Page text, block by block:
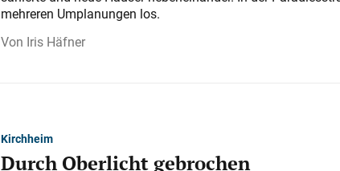
mehreren Umplanungen los.
Iris Häfner
Kirchheim
Durch Oberlicht gebrochen